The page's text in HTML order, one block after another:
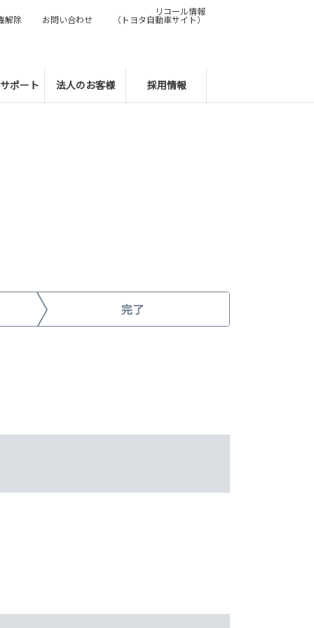
ポート 法人のお客様 採用情報
解除 お問い合わせ
リコール情報
（トヨタ自動車サイト）
完了